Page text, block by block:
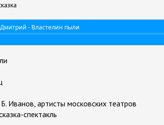
- Властелин пыли
Иванов, артисты московских театров
спектакль